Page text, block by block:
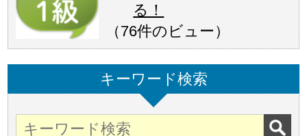
る！
（76件のビュー ）
キーワード検索